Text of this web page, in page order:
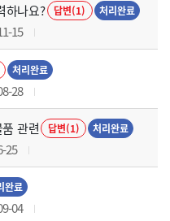
하나요? 답변(1) 처리완료
15
처리완료
28
관련 답변(1) 처리완료
25
완료
04